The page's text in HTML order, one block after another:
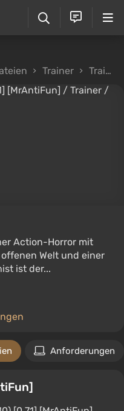
Trainer Trainer (+10) [0,71] [MrAntiFun]
Action-Horror mit
Welt und einer
ist der...
Anforderungen